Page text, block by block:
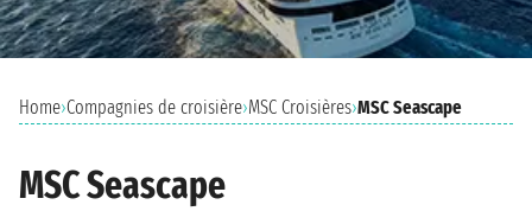
Home›Compagnies de croisière›MSC Croisières›MSC Seascape
MSC Seascape